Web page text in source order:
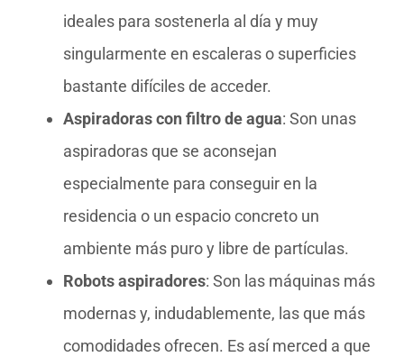
ideales para sostenerla al día y muy
singularmente en escaleras o superficies
bastante difíciles de acceder.
Aspiradoras con filtro de agua: Son unas
aspiradoras que se aconsejan
especialmente para conseguir en la
residencia o un espacio concreto un
ambiente más puro y libre de partículas.
Robots aspiradores: Son las máquinas más
modernas y, indudablemente, las que más
comodidades ofrecen. Es así merced a que